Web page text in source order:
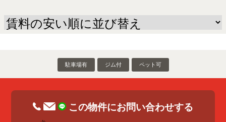
駐車場有 ジム付 ペット可
この物件にお問い合わせする